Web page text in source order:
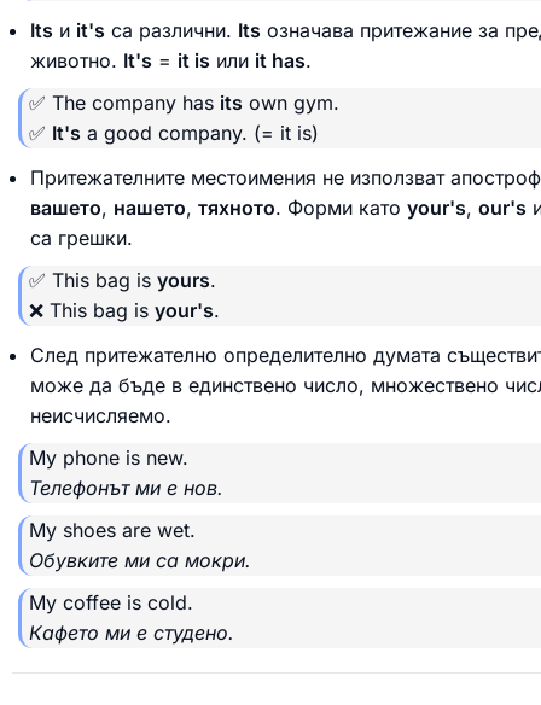
Its и it's са различни. Its означава притежание за
животно. It's = it is или it has.
✅ The company has its own gym.
✅ It's a good company. (= it is)
Притежателните местоимения не използват
вашето, нашето, тяхното. Форми като your's, our's
са грешки.
✅ This bag is yours.
❌ This bag is your's.
След притежателно определително думата
може да бъде в единствено число, множествено
неисчисляемо.
My phone is new.
Телефонът ми е нов.
My shoes are wet.
Обувките ми са мокри.
My coffee is cold.
Кафето ми е студено.